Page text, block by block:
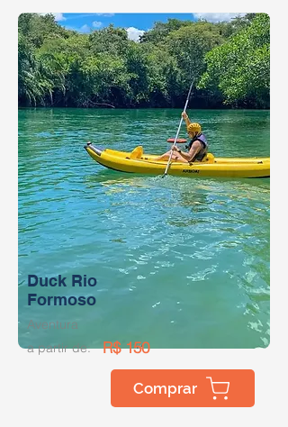
Duck Rio
Formoso
Aventura
Comprar
a partir de: R$ 150